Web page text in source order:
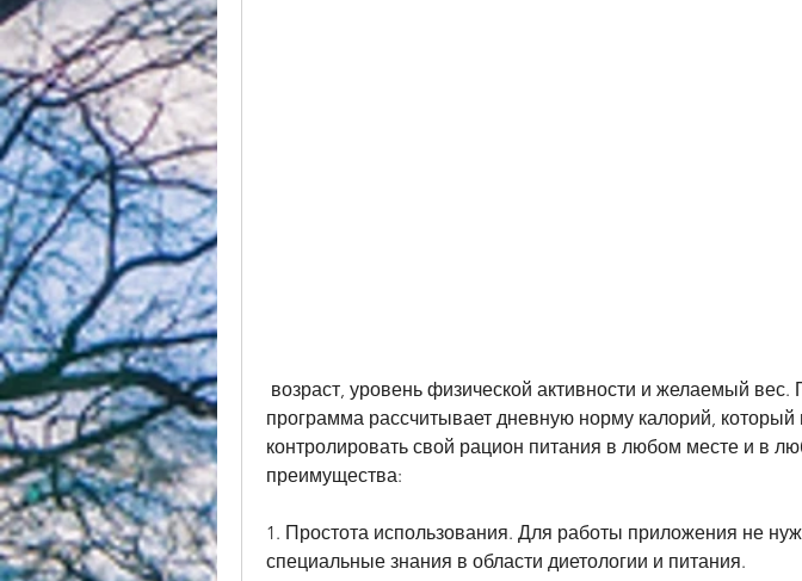
программа рассчитывает дневную норму калорий, который
контролировать свой рацион питания в любом месте и в
преимущества:
1. Простота использования. Для работы приложения не
специальные знания в области диетологии и питания.